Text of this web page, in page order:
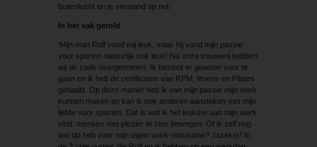
buitenlucht en je verstand op nul.’
In het vak gerold
‘Mijn man Rolf vond mij leuk, maar hij vond mijn passie
voor sporten natuurlijk ook leuk! Na onze trouwerij hebben
wij de zaak overgenomen. Ik besloot er gewoon voor te
gaan en ik heb de certificaten van RPM, fitness en Pilates
gehaald. Op deze manier heb ik van mijn passie mijn werk
kunnen maken en kan ik ook anderen aansteken met mijn
liefde voor sporten. Dat is wat ik het leukste aan mijn werk
vind: mensen met plezier te zien bewegen. Of ik zelf nog
wel tijd heb voor mijn eigen work-outroutine? Jazeker! In